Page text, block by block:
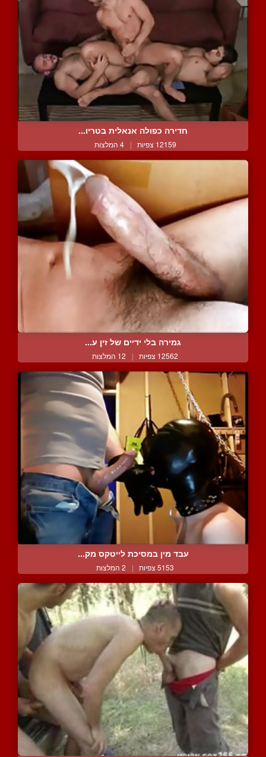
חדירה כפולה אנאלית בטריו...
12159 צפיות | 4 המלצות
גמירה בלי ידיים של זין ע...
12562 צפיות | 12 המלצות
עבד מין במסיכת לייטקס מק...
5153 צפיות | 2 המלצות